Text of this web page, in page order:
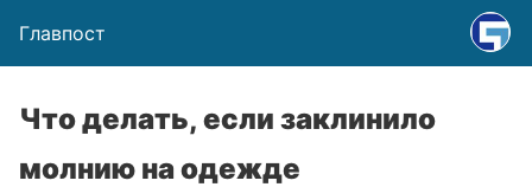
Главпост
Что делать, если заклинило
молнию на одежде